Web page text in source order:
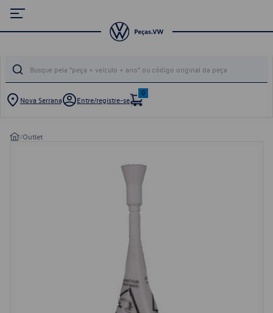
Nova Serrana Entre/registre-se
0
/Outlet